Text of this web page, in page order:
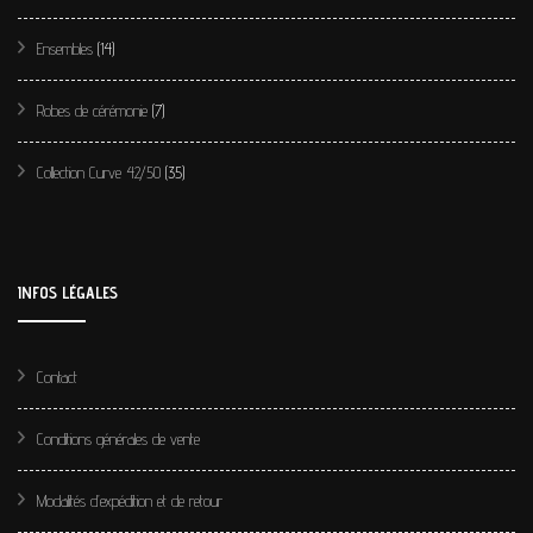
Ensembles (14)
Robes de cérémonie (7)
Collection Curve 42/50 (35)
INFOS LÉGALES
Contact
Conditions générales de vente
Modalités d’expédition et de retour